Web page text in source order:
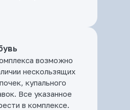
возможно
нескользящих
купального
Все указанное
в комплексе.